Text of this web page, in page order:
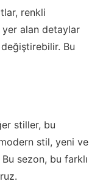
renkli
yer alan detaylar
Bu
stiller, bu
stil, yeni ve
sezon, bu farklı